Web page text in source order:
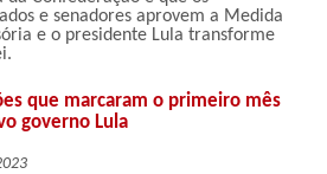
e senadores aprovem a Medida
e o presidente Lula transforme
que marcaram o primeiro mês
governo Lula